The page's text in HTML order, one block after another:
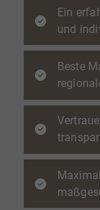
Ein
und
Beste